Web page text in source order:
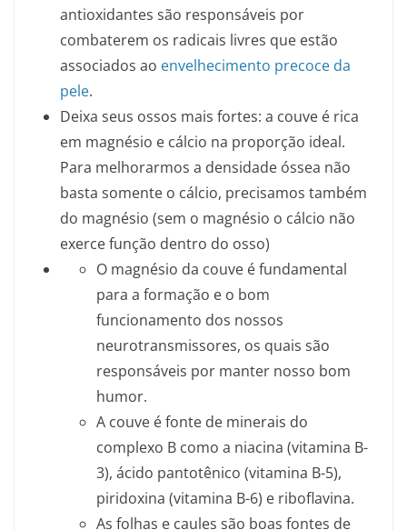
antioxidantes são responsáveis por
combaterem os radicais livres que estão
associados ao envelhecimento precoce da
pele.
Deixa seus ossos mais fortes: a couve é rica
em magnésio e cálcio na proporção ideal.
Para melhorarmos a densidade óssea não
basta somente o cálcio, precisamos também
do magnésio (sem o magnésio o cálcio não
exerce função dentro do osso)
O magnésio da couve é fundamental
para a formação e o bom
funcionamento dos nossos
neurotransmissores, os quais são
responsáveis por manter nosso bom
humor.
A couve é fonte de minerais do
complexo B como a niacina (vitamina B-
3), ácido pantotênico (vitamina B-5),
piridoxina (vitamina B-6) e riboflavina.
As folhas e caules são boas fontes de